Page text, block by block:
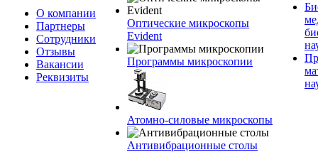
О компании
Партнеры
Сотрудники
Отзывы
Вакансии
Реквизиты
Оптические микроскопы
Evident
Программы микроскопии
Атомно-силовые микроскопы
Антивибрационные столы